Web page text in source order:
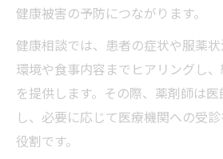
健康被害の予防につながります。
健康相談では、患者の症状や服薬
環境や食事内容までヒアリングし
を提供します。その際、薬剤師は
し、必要に応じて医療機関への受
役割です。